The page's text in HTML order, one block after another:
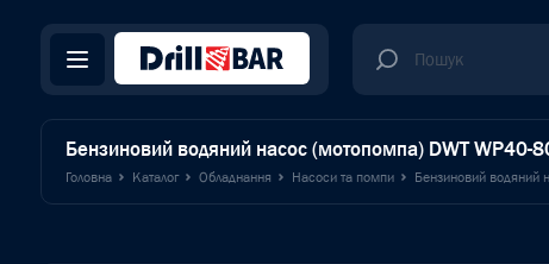
Бензиновий водяний насос (мотопомпа) DWT WP40-
Головна Каталог Обладнання Насоси та помпи Бензиновий водяний